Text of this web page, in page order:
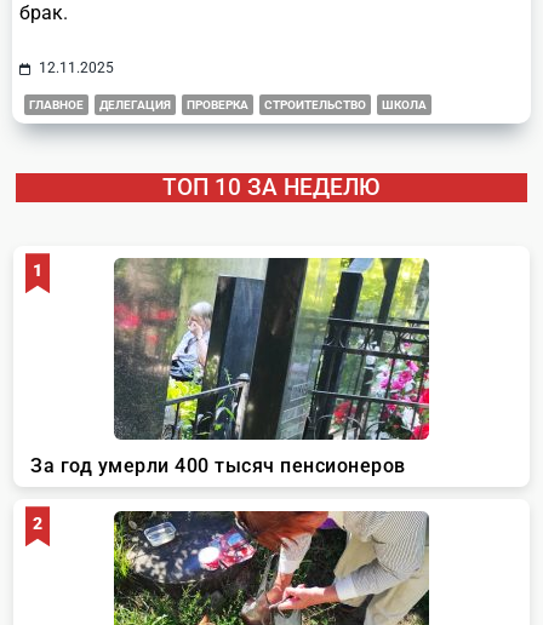
брак.
12.11.2025
ГЛАВНОЕ ДЕЛЕГАЦИЯ ПРОВЕРКА СТРОИТЕЛЬСТВО ШКОЛА
ТОП 10 ЗА НЕДЕЛЮ